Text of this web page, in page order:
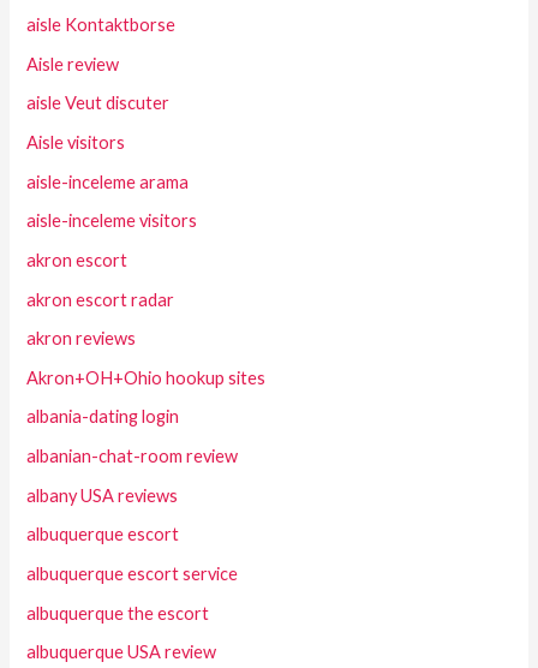
aisle Kontaktborse
Aisle review
aisle Veut discuter
Aisle visitors
aisle-inceleme arama
aisle-inceleme visitors
akron escort
akron escort radar
akron reviews
Akron+OH+Ohio hookup sites
albania-dating login
albanian-chat-room review
albany USA reviews
albuquerque escort
albuquerque escort service
albuquerque the escort
albuquerque USA review